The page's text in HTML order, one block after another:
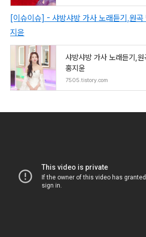
[이슈이슈] - 샤방샤방 가사 노래듣기,원곡
지윤
샤방샤방 가사 노래듣기,
홍지윤
7505.tistory.com